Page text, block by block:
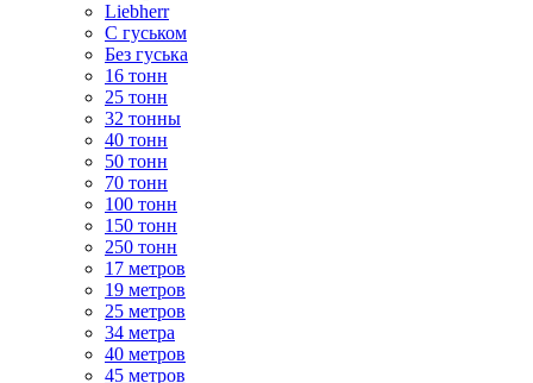
Liebherr
С гуськом
Без гуська
16 тонн
25 тонн
32 тонны
40 тонн
50 тонн
70 тонн
100 тонн
150 тонн
250 тонн
17 метров
19 метров
25 метров
34 метра
40 метров
45 метров